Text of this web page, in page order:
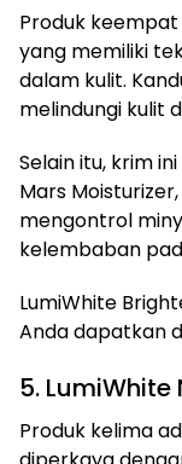
Produk
yang memiliki
dalam kulit.
melindungi kulit
Selain itu, krim
Mars
mengontrol
kelembaban
LumiWhite
Anda dapatkan
5.
Produk kelima